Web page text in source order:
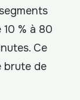
% à 80
Ce
brute de